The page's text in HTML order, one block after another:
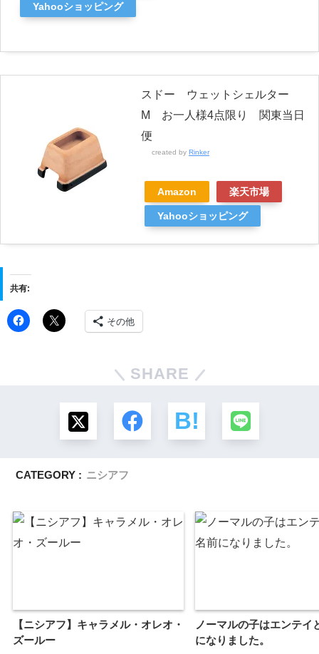
Yahooショッピング
スドー ウェットシェルター
M お一人様4点限り 関東当日
便
created by Rinker
Amazon 楽天市場
Yahooショッピング
共有:
その他
SHARE
CATEGORY : ニシアフ
【ニシアフ】キャラメル・オレオ・
ズールー
ノーマルの子はエンテイ
になりました。